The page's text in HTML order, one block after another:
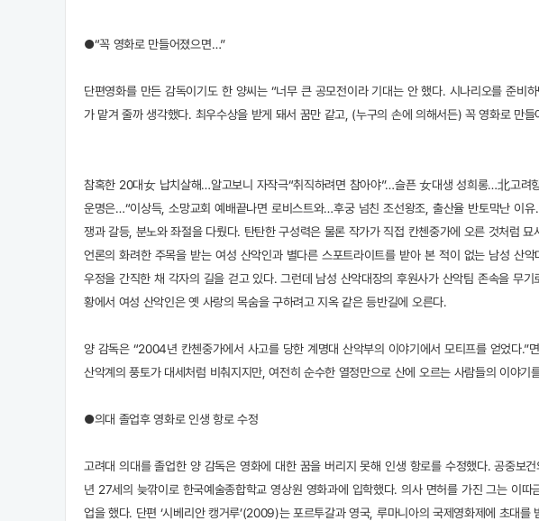
●“꼭 영화로 만들어졌으면…”
단편영화를 만든 감독이기도 한 양씨는 “너무 큰 공모전이라 기대는 안 했다. 시나리오를 준비
가 맡겨 줄까 생각했다. 최우수상을 받게 돼서 꿈만 같고, (누구의 손에 의해서든) 꼭 영화로 만
참혹한 20대女 납치살해…알고보니 자작극“취직하려면 참아야”…슬픈 女대생 성희롱…北고려
운명은…“이상득, 소망교회 예배끝나면 로비스트와…후궁 넘친 조선왕조, 출산율 반토막난 이
쟁과 갈등, 분노와 좌절을 다뤘다. 탄탄한 구성력은 물론 작가가 직접 칸첸중가에 오른 것처럼
언론의 화려한 주목을 받는 여성 산악인과 별다른 스포트라이트를 받아 본 적이 없는 남성 산
우정을 간직한 채 각자의 길을 걷고 있다. 그런데 남성 산악대장의 후원사가 산악팀 존속을 무
황에서 여성 산악인은 옛 사랑의 목숨을 구하려고 지옥 같은 등반길에 오른다.
양 감독은 “2004년 칸첸중가에서 사고를 당한 계명대 산악부의 이야기에서 모티프를 얻었다.”
산악계의 풍토가 대세처럼 비춰지지만, 여전히 순수한 열정만으로 산에 오르는 사람들의 이야기
●의대 졸업후 영화로 인생 항로 수정
고려대 의대를 졸업한 양 감독은 영화에 대한 꿈을 버리지 못해 인생 항로를 수정했다. 공중보
년 27세의 늦깎이로 한국예술종합학교 영상원 영화과에 입학했다. 의사 면허를 가진 그는 이
업을 했다. 단편 ‘시베리안 캥거루’(2009)는 포르투갈과 영국, 루마니아의 국제영화제에 초대를